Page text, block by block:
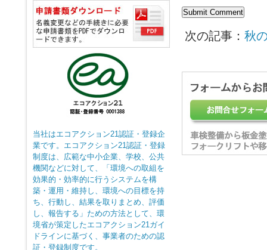
当社はエコアクション21認証・登録企
業です。エコアクション21認証・登録
制度は、広範な中小企業、学校、公共
機関などに対して、「環境への取組を
効果的・効率的に行うシステムを構
築・運用・維持し、環境への目標を持
ち、行動し、結果を取りまとめ、評価
し、報告する」ための方法として、環
境省が策定したエコアクション21ガイ
ドラインに基づく、事業者のための認
証・登録制度です。
次の記事： 秋